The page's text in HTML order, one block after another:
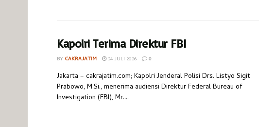
Kapolri Terima Direktur FBI
BY CAKRAJATIM 24 JULI 2026 0
Jakarta – cakrajatim.com; Kapolri Jenderal Polisi Drs. Listyo Sigit
Prabowo, M.Si., menerima audiensi Direktur Federal Bureau of
Investigation (FBI), Mr....